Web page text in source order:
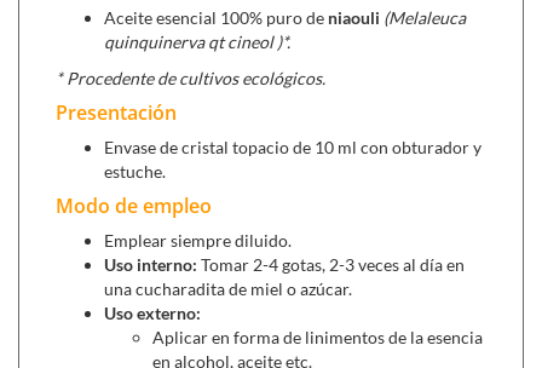
Oral: si.
Tópico: si.
Niños: si.
Se puede combinar con:
Respirit (20 viales),
garganta y fluidificar las secreciones.
Aprolis spray nasal (20 ml),a base de agua de mar +
Aceite esencial 100% puro de niaouli (Melaleuca
quinquinerva qt cineol)*.
* Procedente de cultivos ecológicos.
Presentación
Envase de cristal topacio de 10 ml con obturador y
estuche.
Modo de empleo
Emplear siempre diluido.
Uso interno: Tomar 2-4 gotas, 2-3 veces al día en
una cucharadita de miel o azúcar.
Uso externo:
Aplicar en forma de linimentos de la esencia
en alcohol, aceite etc.